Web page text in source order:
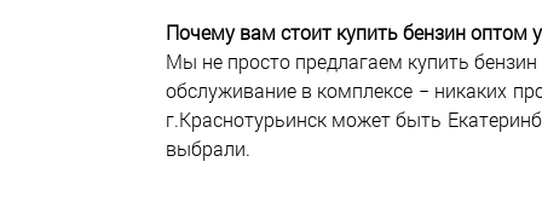
Почему вам стоит купить бензин оптом
Мы не просто предлагаем купить
обслуживание в комплексе − никаких
г.Краснотурьинск может быть
выбрали.